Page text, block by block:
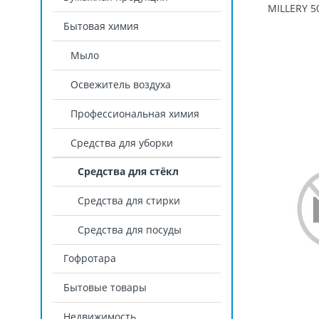
Бытовая химия
Мыло
Освежитель воздуха
Профессиональная химия
Средства для уборки
Средства для стёкл
Средства для стирки
Средства для посуды
Гофротара
Бытовые товары